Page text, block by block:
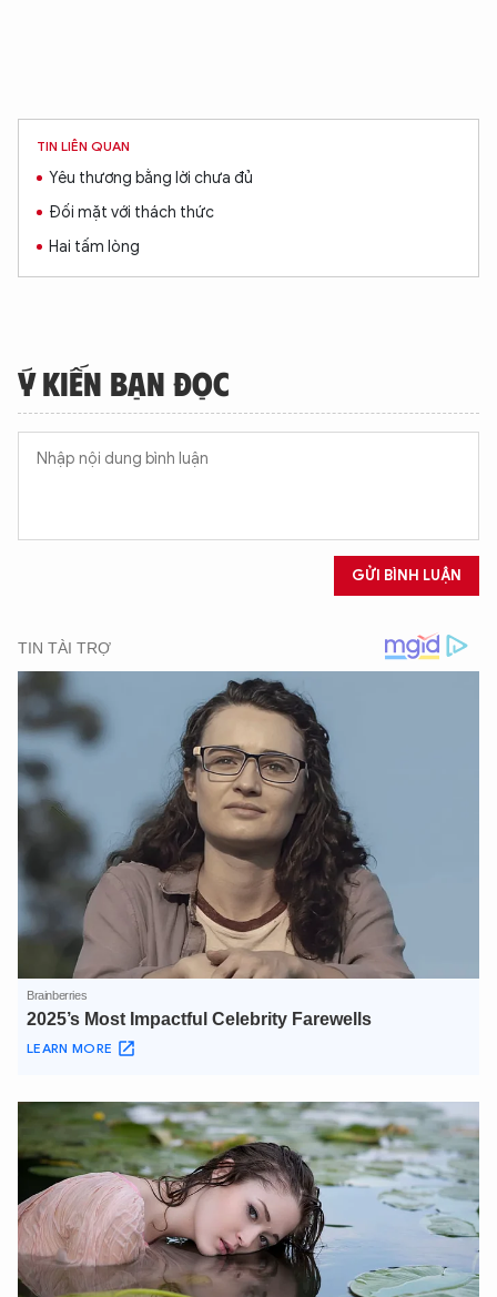
TIN LIÊN QUAN
Yêu thương bằng lời chưa đủ
Đối mặt với thách thức
Hai tấm lòng
Ý KIẾN BẠN ĐỌC
GỬI BÌNH LUẬN